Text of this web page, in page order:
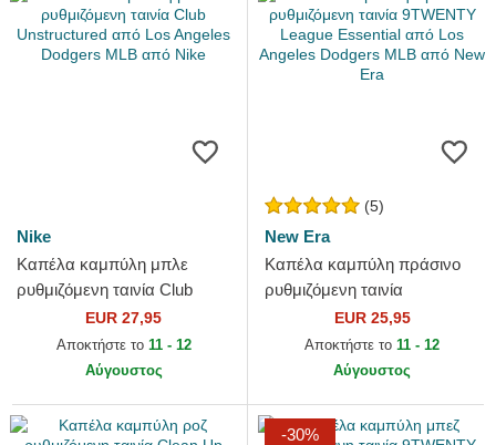
Nike
Καπέλα καμπύλη μπλε
ρυθμιζόμενη ταινία Club
Unstructured από Los
Angeles Dodgers MLB από
EUR 27,95
Αποκτήστε το 11 - 12
Αύγουστος
(5)
New Era
Καπέλα καμπύλη πράσινο
ρυθμιζόμενη ταινία
9TWENTY League Essential
από Los Angeles Dodgers
EUR 25,95
Αποκτήστε το 11 - 12
Αύγουστος
-30%